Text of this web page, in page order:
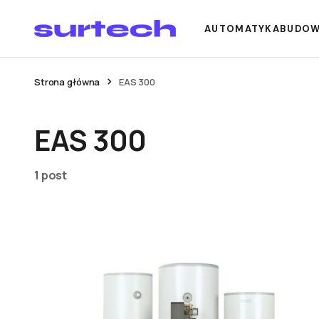
AUTOMATYKA
Strona główna EAS 300
EAS 300
1 post